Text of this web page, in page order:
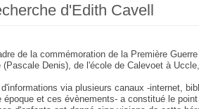
d'Edith Cavell
de la commémoration de la Première
(Pascale Denis), de l'école de Calevoet à
d'informations via plusieurs canaux -internet,
époque et ces évènements- a constitué le